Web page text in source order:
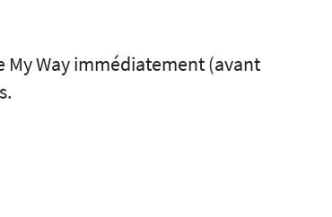
My Way immédiatement (avant